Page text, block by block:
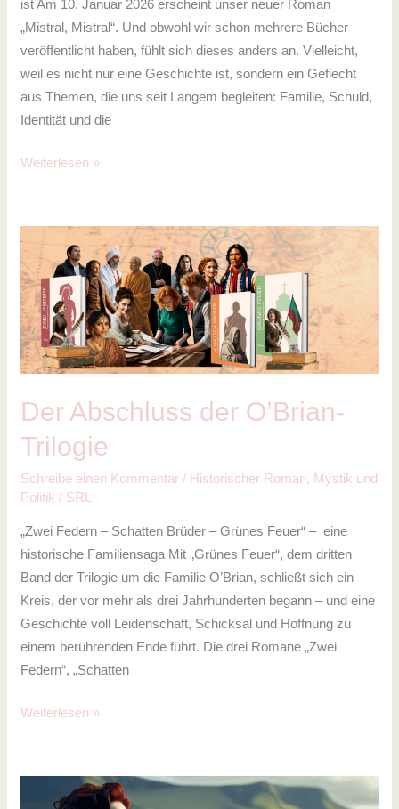
ist Am 10. Januar 2026 erscheint unser neuer Roman
„Mistral, Mistral“. Und obwohl wir schon mehrere Bücher
veröffentlicht haben, fühlt sich dieses anders an. Vielleicht,
weil es nicht nur eine Geschichte ist, sondern ein Geflecht
aus Themen, die uns seit Langem begleiten: Familie, Schuld,
Identität und die
Weiterlesen »
Der Abschluss der O’Brian-
Trilogie
Schreibe einen Kommentar / Historischer Roman, Mystik und
Politik / SRL
„Zwei Federn – Schatten Brüder – Grünes Feuer“ – eine
historische Familiensaga Mit „Grünes Feuer“, dem dritten
Band der Trilogie um die Familie O’Brian, schließt sich ein
Kreis, der vor mehr als drei Jahrhunderten begann – und eine
Geschichte voll Leidenschaft, Schicksal und Hoffnung zu
einem berührenden Ende führt. Die drei Romane „Zwei
Federn“, „Schatten
Abschluss
der
O’Brian-
Trilogie
Weiterlesen »